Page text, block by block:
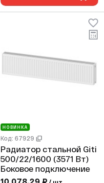
НОВИНКА
Код: 67929
Радиатор стальной Giti
500/22/1600 (3571 Вт)
Боковое подключение